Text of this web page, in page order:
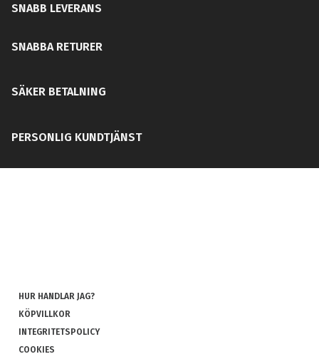
SNABB LEVERANS
SNABBA RETURER
SÄKER BETALNING
PERSONLIG KUNDTJÄNST
HUR HANDLAR JAG?
KÖPVILLKOR
INTEGRITETSPOLICY
COOKIES